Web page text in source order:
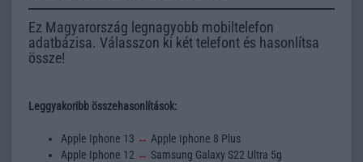
Ez Magyarország legnagyobb mobiltelefon
adatbázisa. Válasszon ki két telefont és hasonlítsa
össze!
Leggyakoribb összehasonlítások:
Apple Iphone 13 ↔ Apple Iphone 8 Plus
Apple Iphone 12 ↔ Samsung Galaxy S22 Ultra 5g